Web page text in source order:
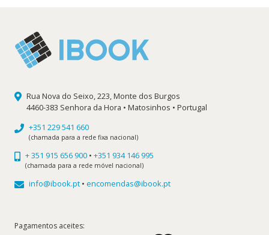
Rua Nova do Seixo, 223, Monte dos Burgos
4460-383 Senhora da Hora • Matosinhos • Portugal
+351 229 541 660
(chamada para a rede fixa nacional)
+ 351 915 656 900 • +351 934 146 995
(chamada para a rede móvel nacional)
info@ibook.pt • encomendas@ibook.pt
Pagamentos aceites: